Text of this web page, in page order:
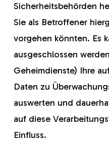
Sicherheitsbehörden
Sie als Betroffener
vorgehen könnten. Es
ausgeschlossen
Geheimdienste) Ihre
Daten zu
auswerten und
auf diese
Einfluss.